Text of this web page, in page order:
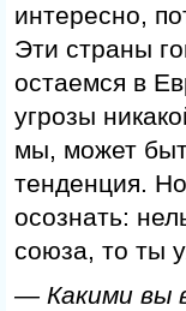
интересно,
Эти страны
остаемся в
угрозы
мы, может
тенденция.
осознать:
союза, то ты
— Какими вы